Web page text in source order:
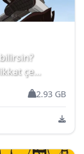
çe...
2.93 GB